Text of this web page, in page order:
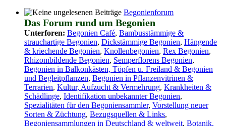
Begonienforum
Das Forum rund um Begonien
Unterforen: Begonien Café, Bambusstämmige &
strauchartige Begonien, Dickstämmige Begonien, Hängende
& kriechende Begonien, Knollenbegonien, Rex Begonien,
Rhizombildende Begonien, Semperflorens Begonien,
Begonien in Balkonkästen, Töpfen u. Freiland & Begonien
und Begleitpflanzen, Begonien in Pflanzenvitrinen &
Terrarien, Kultur, Aufzucht & Vermehrung, Krankheiten &
Schädlinge, Identifikation unbekannter Begonien,
Spezialitäten für den Begoniensammler, Vorstellung neuer
Sorten & Züchtung, Bezugsquellen & Links,
Begoniensammlungen in Deutschland & weltweit, Botanik,